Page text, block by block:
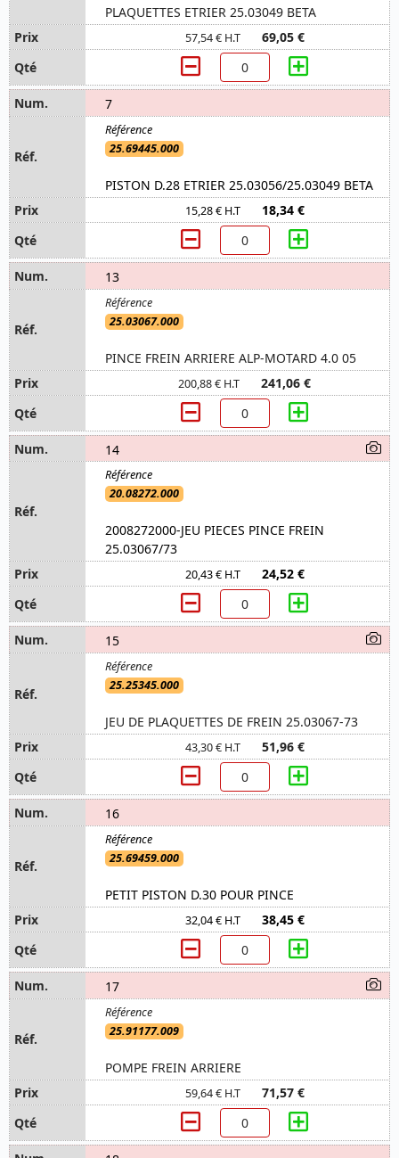
PLAQUETTES ETRIER 25.03049 BETA
57,54 € H.T 69,05 €
7
25.69445.000
PISTON D.28 ETRIER 25.03056/25.03049 BETA
15,28 € H.T 18,34 €
13
25.03067.000
PINCE FREIN ARRIERE ALP-MOTARD 4.0 05
200,88 € H.T 241,06 €
14
20.08272.000
2008272000-JEU PIECES PINCE FREIN
25.03067/73
20,43 € H.T 24,52 €
15
25.25345.000
JEU DE PLAQUETTES DE FREIN 25.03067-73
43,30 € H.T 51,96 €
16
25.69459.000
PETIT PISTON D.30 POUR PINCE
32,04 € H.T 38,45 €
17
25.91177.009
POMPE FREIN ARRIERE
59,64 € H.T 71,57 €